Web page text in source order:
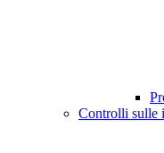
Controlli sulle